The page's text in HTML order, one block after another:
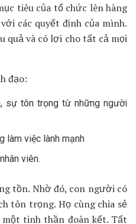
tiêu của tổ chức lên hàng
các quyết định của mình.
quả và có lợi cho tất cả mọi
đạo:
sự tôn trọng từ những người
làm việc lành mạnh
viên.
tồn. Nhờ đó, con người có
tôn trọng. Họ cùng chia sẻ
tinh thần đoàn kết. Tất